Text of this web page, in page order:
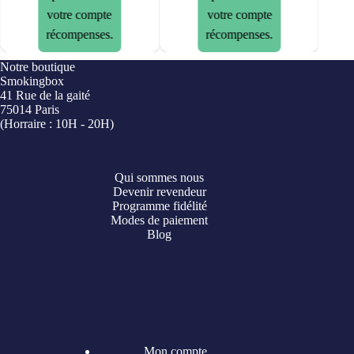
votre compte
récompenses.
votre compte
récompenses.
Notre boutique
Smokingbox
41 Rue de la gaité
75014 Paris
(Horraire : 10H - 20H)
Qui sommes nous
Devenir revendeur
Programme fidélité
Modes de paiement
Blog